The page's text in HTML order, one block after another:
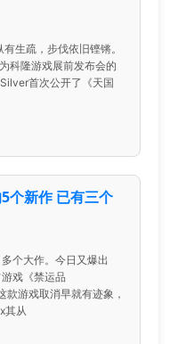
生疏，步伐依旧铿锵。
科隆游戏展前发布会的
首次公开了《天国
个新作 已有三个
个大作。今日又爆出
戏《禁运品
款游戏取消早就有迹象，
其从